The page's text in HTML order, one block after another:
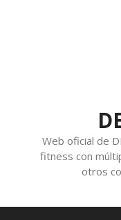
Web oficial de
fitness con
otros